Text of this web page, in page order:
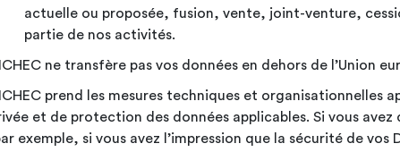
actuelle ou proposée, fusion, vente, joint-venture,
partie de nos activités.
ne transfère pas vos données en dehors de l’Union
prend les mesures techniques et
et de protection des données applicables. Si vous
exemple, si vous avez l’impression que la sécurité de